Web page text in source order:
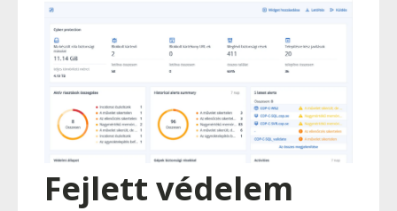
Fejlett védelem